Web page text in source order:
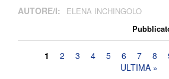
AUTORE/I: ELENA INCHINGOLO
Pagine
1 2 3 4 5 6 7 8
ULTIMA »